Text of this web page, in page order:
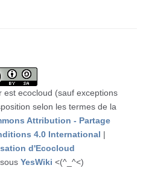
ecocloud (sauf exceptions
selon les termes de la
Attribution - Partage
4.0 International |
d'Ecocloud
YesWiki <(^_^<)